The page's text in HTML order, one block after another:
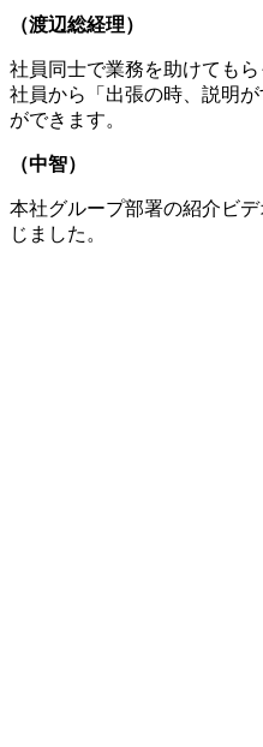
（渡辺総経理）
社員同士で業務を助けても
社員から「出張の時、説明
ができます。
（中智）
本社グループ部署の紹介ビ
じました。